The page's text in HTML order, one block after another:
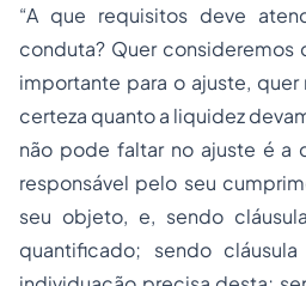
“A que requisitos deve
conduta? Quer consideremos
importante para o ajuste,
certeza quanto a liquidez
não pode faltar no ajuste é a
responsável pelo seu
seu objeto, e, sendo
quantificado; sendo